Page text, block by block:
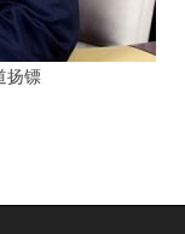
扬镖